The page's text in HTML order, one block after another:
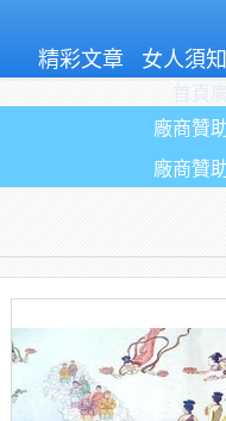
精彩文章 女人須知
廠商贊
廠商贊